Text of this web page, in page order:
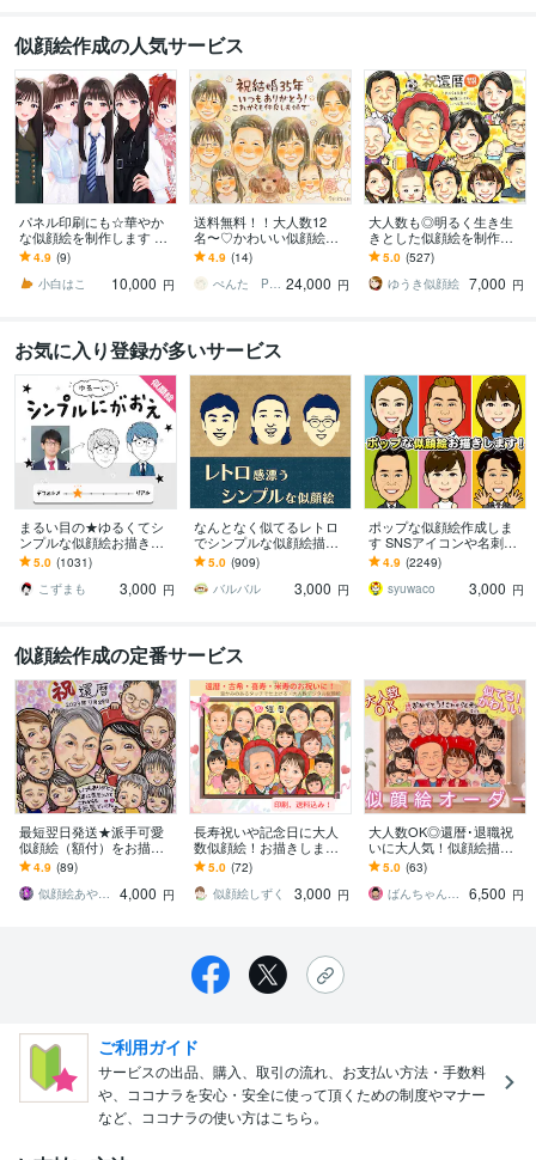
似顔絵作成の人気サービス
パネル印刷にも☆華やか
な似顔絵を制作します 多
様なサイズに対応可◎大
切な日の一枚に。
4.9 (9)
小白はこ
10,000 円
送料無料！！大人数12
名〜♡かわいい似顔絵描
きます ♡還暦祝い/記念日/
古希祝い/米寿祝い/傘寿祝
い/プレゼント
4.9 (14)
ぺんた Pengin Smile 24,000 円
大人数も◎明るく生き生
きとした似顔絵を制作し
ます ✦送料込み✦長寿祝
い、記念日、プレゼン
ト、ご自宅用に♪
5.0 (527)
ゆうき似顔絵 7,000 円
お気に入り登録が多いサービス
まるい目の★ゆるくてシ
ンプルな似顔絵お描きし
ます ゆる～い感じにした
い、似すぎない方が‥と
いう方にオススメ！
5.0 (1031)
こずまも
3,000 円
なんとなく似てるレトロ
でシンプルな似顔絵描き
ます 懐かしくて新しい。
ほんのり昭和テイストの
やさしい似顔絵
5.0 (909)
バルバル
3,000 円
ポップな似顔絵作成しま
す SNSアイコンや名刺、
プレゼント用にポップな
似顔絵作成します
4.9 (2249)
syuwaco
3,000 円
似顔絵作成の定番サービス
最短翌日発送★派手可愛
似顔絵（額付）をお描き
します 水彩画のキラキラ
背景のカラフルで可愛い
似顔絵です^ ^
4.9 (89)
似顔絵あやぱんだ
4,000 円
長寿祝いや記念日に大人
数似顔絵！お描きします
♪還暦•米寿•大切な記念日
に笑顔ひろがる似顔絵ギ
フトを♪
5.0 (72)
似顔絵しずく
3,000 円
大人数OK◎還暦･退職祝
いに大人気！似顔絵描き
ます 下書き確認あり・修
正無料◎プレゼントに人
気！A3・B4対応
5.0 (63)
ばんちゃんの似顔絵屋
6,500 円
ご利用ガイド
サービスの出品、購入、取引の流れ、お支払い方法・手数料
や、ココナラを安心・安全に使って頂くための制度やマナー
など、ココナラの使い方はこちら。